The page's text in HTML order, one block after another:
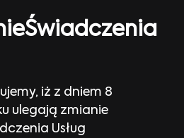
iż z dniem 8
ulegają zmianie
Usług